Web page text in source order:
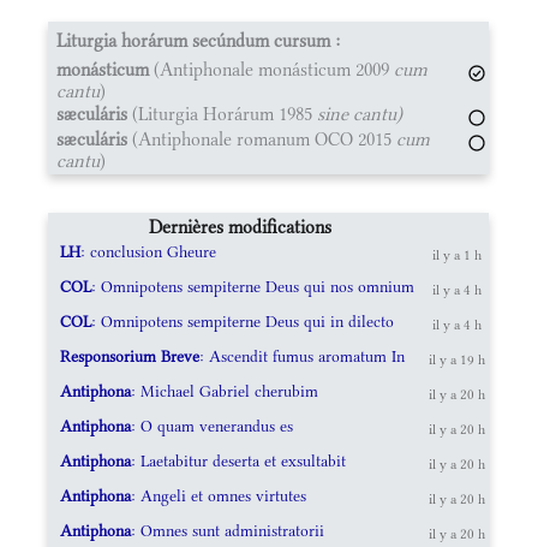
Liturgia horárum secúndum cursum :
monásticum(Antiphonale monásticum 2009 cum
cantu)
sæculáris (Liturgia Horárum 1985 sine cantu)
sæculáris (Antiphonale romanum OCO 2015 cum
cantu)
Dernières modifications
LH: conclusion Gheure il y a 1 h
COL: Omnipotens sempiterne Deus qui nos omnium il y a 4 h
COL: Omnipotens sempiterne Deus qui in dilecto il y a 4 h
Responsorium Breve: Ascendit fumus aromatum In il y a 19 h
Antiphona: Michael Gabriel cherubim il y a 20 h
Antiphona: O quam venerandus es il y a 20 h
Antiphona: Laetabitur deserta et exsultabit il y a 20 h
Antiphona: Angeli et omnes virtutes il y a 20 h
Antiphona: Omnes sunt administratorii il y a 20 h